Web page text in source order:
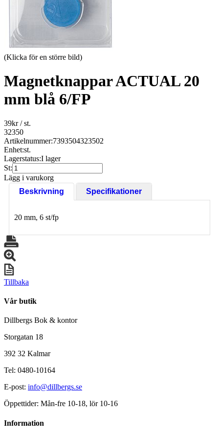
(Klicka för en större bild)
Magnetknappar ACTUAL 20
mm blå 6/FP
39kr/ st.
32350
Artikelnummer:7393504323502
Enhet:st.
Lagerstatus:I lager
St:
Lägg i varukorg
Beskrivning
Specifikationer
20 mm, 6 st/fp
Tillbaka
Vår butik
Dillbergs Bok & kontor
Storgatan 18
392 32 Kalmar
Tel: 0480-10164
E-post: info@dillbergs.se
Öppettider: Mån-fre 10-18, lör 10-16
Information